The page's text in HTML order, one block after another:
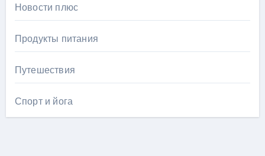
Новости плюс
Продукты питания
Путешествия
Спорт и йога